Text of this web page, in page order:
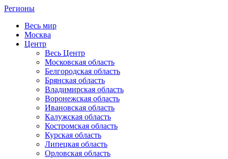
Регионы
Весь мир
Москва
Центр
Весь Центр
Московская область
Белгородская область
Брянская область
Владимирская область
Воронежская область
Ивановская область
Калужская область
Костромская область
Курская область
Липецкая область
Орловская область